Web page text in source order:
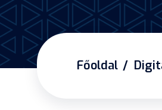
Főoldal